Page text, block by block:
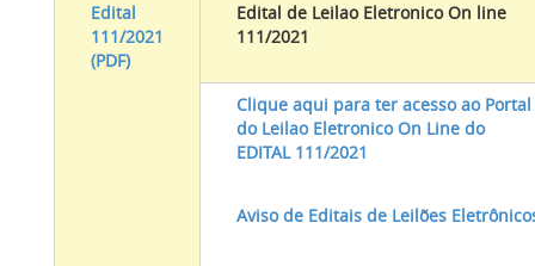
Edital
111/2021
(PDF)
Edital de Leilao Eletronico On line
111/2021
Clique aqui para ter acesso ao Portal
do Leilao Eletronico On Line do
EDITAL 111/2021
Aviso de Editais de Leilões